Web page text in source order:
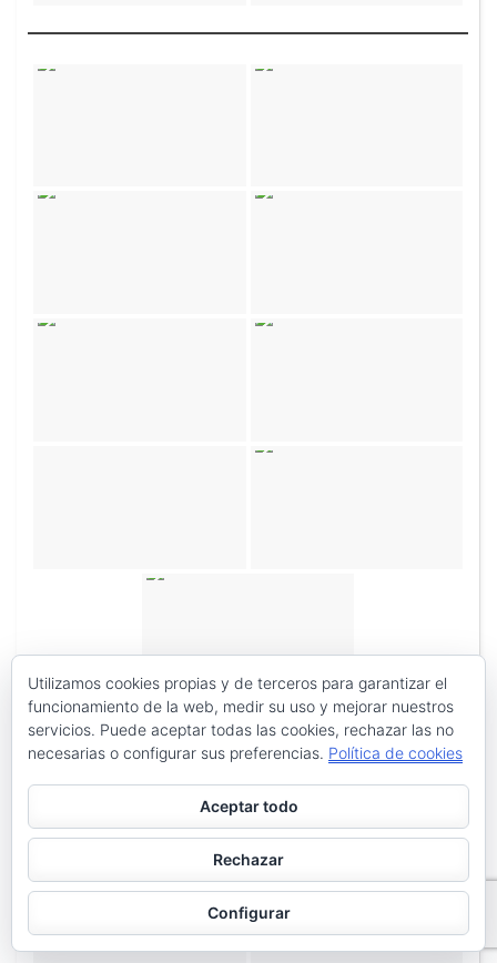
‹ de »
Utilizamos cookies propias y de terceros para garantizar el
funcionamiento de la web, medir su uso y mejorar nuestros
servicios. Puede aceptar todas las cookies, rechazar las no
necesarias o configurar sus preferencias. Política de cookies
Aceptar todo
Rechazar
Configurar